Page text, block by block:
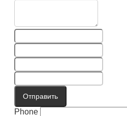
Отправить
Phone